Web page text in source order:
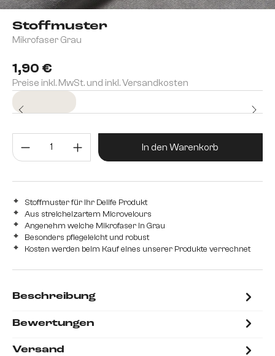
Stoffmuster
Mikrofaser Grau
1,90 €
Preise inkl. MwSt. und inkl. Versandkosten
Produkt Anzahl: Gib den
In den Warenkorb
Stoffmuster für Ihr Delife Produkt
Aus streichelzartem Microvelours
Angenehm weiche Mikrofaser in Grau
Besonders pflegeleicht und robust
Kosten werden beim Kauf eines unserer Produkte verrechnet
Beschreibung
Bewertungen
Versand